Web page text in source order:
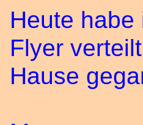
Heute
Flyer
Hause